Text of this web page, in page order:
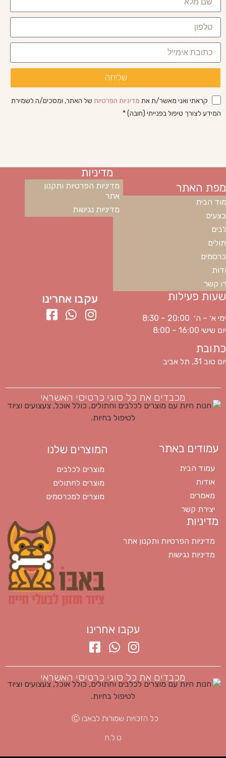
שליחה
קראתי ואני מאשר/ת את מדיניות הפרטיות של האתר, ומסכים/ה לשמירת
המידע לצורך טיפול בפנייתי (חובה) *
מפת האתר
הבית
קשר
מדיניות
מדיניות הפרטיות ותקנון
אתר
מדיניות נגישות
שעות פעילות
ימי א׳ – ה׳ 20:00 – 8:30
יום שישי 16:00 – 8:00
כתובת
יום טוב 31, תל אביב
עקבו אחרינו
מכבדים את כל סוגי כרטיסי האשראי
עמודים באתר
עמוד הבית
אודות
מאמרים
יצירת קשר
המוצרים שלנו
מוצרים לכלבים
מוצרים לחתולים
מוצרים למכרסמים
מדיניות
מדיניות הפרטיות ותקנון אתר
מדיניות נגישות
עקבו אחרינו
מכבדים את כל סוגי כרטיסי האשראי
כל הזכויות שמורות לבאבו Ⓒ
ט.ל.ח